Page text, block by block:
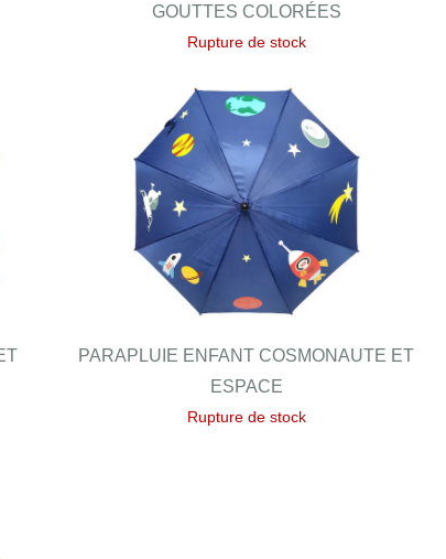
GOUTTES COLORÉES
Rupture de stock
PARAPLUIE ENFANT COSMONAUTE ET
ESPACE
Rupture de stock